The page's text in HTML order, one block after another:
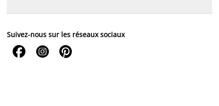
Suivez-nous sur les réseaux sociaux
  